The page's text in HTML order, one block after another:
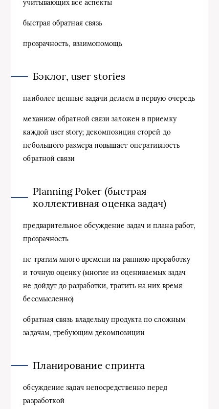
учитывающих все аспекты
быстрая обратная связь
прозрачность, взаимопомощь
Бэклог, user stories
наиболее ценные задачи делаем в первую очередь
механизм обратной связи заложен в приемку
каждой user story; декомпозиция сторей до
небольшого размера повышает оперативность
обратной связи
Planning Poker (быстрая
коллективная оценка задач)
предварительное обсуждение задач и плана работ,
прозрачность
не тратим много времени на раннюю проработку
и точную оценку (многие из оцениваемых задач
не дойдут до разработки, тратить на них время
бессмысленно)
обратная связь владельцу продукта по сложным
задачам, требующим декомпозиции
Планирование спринта
обсуждение задач непосредственно перед
разработкой